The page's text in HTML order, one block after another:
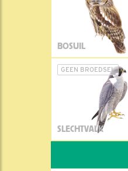
BOSUIL
GEEN BROEDSEL
SLECHTVALK